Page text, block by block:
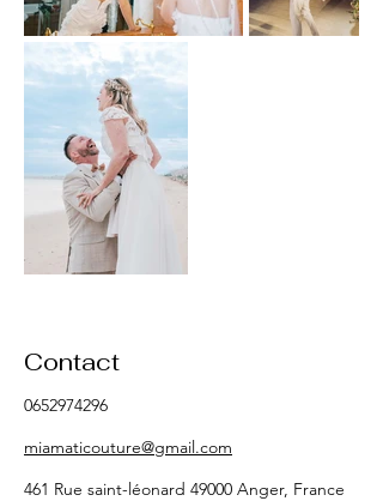
Contact
0652974296
miamaticouture@gmail.com
461 Rue saint-léonard 49000 Anger, France